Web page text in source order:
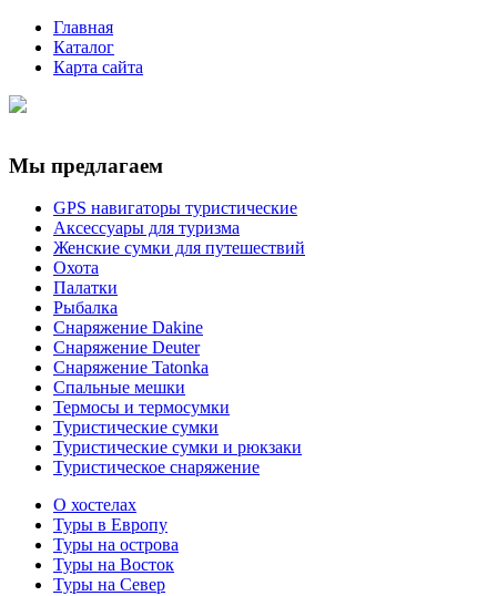
Главная
Каталог
Карта сайта
Мы предлагаем
GPS навигаторы туристические
Аксессуары для туризма
Женские сумки для путешествий
Охота
Палатки
Рыбалка
Снаряжение Dakine
Снаряжение Deuter
Снаряжение Tatonka
Спальные мешки
Термосы и термосумки
Туристические сумки
Туристические сумки и рюкзаки
Туристическое снаряжение
О хостелах
Туры в Европу
Туры на острова
Туры на Восток
Туры на Север